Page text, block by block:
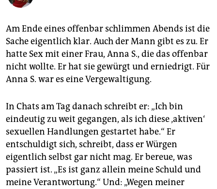
abo
genossenschaft
epaper login
Am Ende eines offenbar schlimmen Abends ist die
Sache eigentlich klar. Auch der Mann gibt es zu. Er
hatte Sex mit einer Frau, Anna S., die das offenbar
nicht wollte. Er hat sie gewürgt und erniedrigt. Für
Anna S. war es eine Vergewaltigung.
In Chats am Tag danach schreibt er: „Ich bin
eindeutig zu weit gegangen, als ich diese ‚aktiven‘
sexuellen Handlungen gestartet habe.“ Er
entschuldigt sich, schreibt, dass er Würgen
eigentlich selbst gar nicht mag. Er bereue, was
passiert ist. „Es ist ganz allein meine Schuld und
meine Verantwortung.“ Und: „Wegen meiner